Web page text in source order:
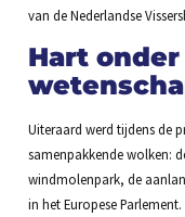
van de Nederlandse
Hart
Uiteraard werd tijdens de
samenpakkende wolken:
windmolenpark, de
in het Europese